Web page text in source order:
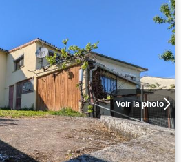
Voir la photo